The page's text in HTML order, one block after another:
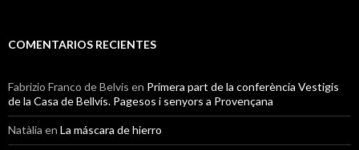
COMENTARIOS RECIENTES
Fabrizio Franco de Belvis en Primera part de la conferència Vestigis
de la Casa de Bellvís. Pagesos i senyors a Provençana
Natàlia en La máscara de hierro